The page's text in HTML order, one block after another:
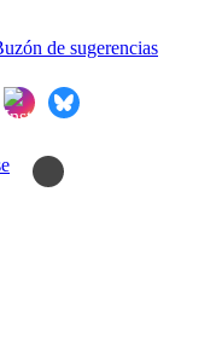
de sugerencias